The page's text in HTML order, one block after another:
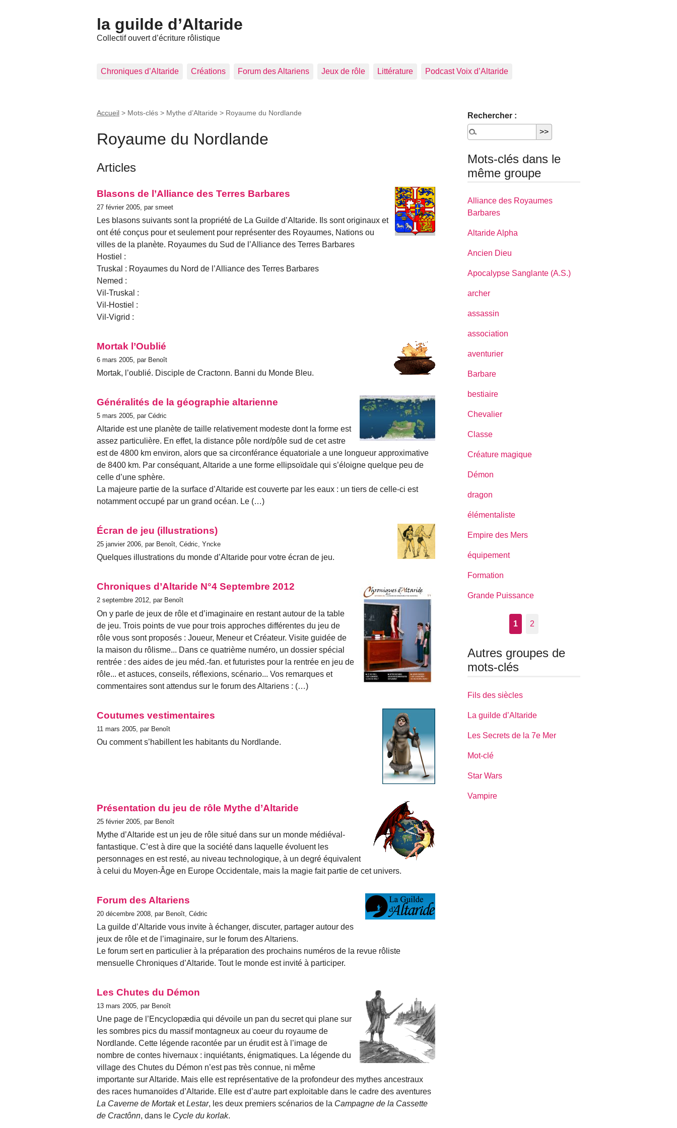
la guilde d’Altaride
Collectif ouvert d’écriture rôlistique
Chroniques d’Altaride Créations Forum des Altariens Jeux de rôle Littérature Podcast Voix d’Altaride
Accueil > Mots-clés > Mythe d’Altaride > Royaume du Nordlande
Royaume du Nordlande
Articles
Blasons de l’Alliance des Terres Barbares
27 février 2005, par smeet
Les blasons suivants sont la propriété de La Guilde d’Altaride. Ils sont originaux et
ont été conçus pour et seulement pour représenter des Royaumes, Nations ou
villes de la planète. Royaumes du Sud de l’Alliance des Terres Barbares
Hostiel :
Truskal : Royaumes du Nord de l’Alliance des Terres Barbares
Nemed :
Vil-Truskal :
Vil-Hostiel :
Vil-Vigrid :
Mortak l’Oublié
6 mars 2005, par Benoît
Mortak, l’oublié. Disciple de Cractonn. Banni du Monde Bleu.
Généralités de la géographie altarienne
5 mars 2005, par Cédric
Altaride est une planète de taille relativement modeste dont la forme est
assez particulière. En effet, la distance pôle nord/pôle sud de cet astre
est de 4800 km environ, alors que sa circonférance équatoriale a une longueur approximative
de 8400 km. Par conséquant, Altaride a une forme ellipsoïdale qui s’éloigne quelque peu de
celle d’une sphère.
La majeure partie de la surface d’Altaride est couverte par les eaux : un tiers de celle-ci est
notamment occupé par un grand océan. Le (…)
Écran de jeu (illustrations)
25 janvier 2006, par Benoît, Cédric, Yncke
Quelques illustrations du monde d’Altaride pour votre écran de jeu.
Chroniques d’Altaride N°4 Septembre 2012
2 septembre 2012, par Benoît
On y parle de jeux de rôle et d’imaginaire en restant autour de la table
de jeu. Trois points de vue pour trois approches différentes du jeu de
rôle vous sont proposés : Joueur, Meneur et Créateur. Visite guidée de
la maison du rôlisme... Dans ce quatrième numéro, un dossier spécial
rentrée : des aides de jeu méd.-fan. et futuristes pour la rentrée en jeu de
rôle... et astuces, conseils, réflexions, scénario... Vos remarques et
commentaires sont attendus sur le forum des Altariens : (…)
Coutumes vestimentaires
11 mars 2005, par Benoît
Ou comment s’habillent les habitants du Nordlande.
Présentation du jeu de rôle Mythe d’Altaride
25 février 2005, par Benoît
Mythe d’Altaride est un jeu de rôle situé dans sur un monde médiéval-
fantastique. C’est à dire que la société dans laquelle évoluent les
personnages en est resté, au niveau technologique, à un degré équivalent
à celui du Moyen-Âge en Europe Occidentale, mais la magie fait partie de cet univers.
Forum des Altariens
20 décembre 2008, par Benoît, Cédric
La guilde d’Altaride vous invite à échanger, discuter, partager autour des
jeux de rôle et de l’imaginaire, sur le forum des Altariens.
Le forum sert en particulier à la préparation des prochains numéros de la revue rôliste
mensuelle Chroniques d’Altaride. Tout le monde est invité à participer.
Les Chutes du Démon
13 mars 2005, par Benoît
Une page de l’Encyclopædia qui dévoile un pan du secret qui plane sur
les sombres pics du massif montagneux au coeur du royaume de
Nordlande. Cette légende racontée par un érudit est à l’image de
nombre de contes hivernaux : inquiétants, énigmatiques. La légende du
village des Chutes du Démon n’est pas très connue, ni même
importante sur Altaride. Mais elle est représentative de la profondeur des mythes ancestraux
des races humanoïdes d’Altaride. Elle est d’autre part exploitable dans le cadre des aventures
La Caverne de MortaketLestar, les deux premiers scénarios de la Campagne de la Cassette
de Cractônn, dans le Cycle du korlak.
Rechercher :
Mots-clés dans le
même groupe
Alliance des Royaumes
Barbares
Altaride Alpha
Ancien Dieu
Apocalypse Sanglante (A.S.)
archer
assassin
association
aventurier
Barbare
bestiaire
Chevalier
Classe
Créature magique
Démon
dragon
élémentaliste
Empire des Mers
équipement
Formation
Grande Puissance
1 2
Autres groupes de
mots-clés
Fils des siècles
La guilde d’Altaride
Les Secrets de la 7e Mer
Mot-clé
Star Wars
Vampire